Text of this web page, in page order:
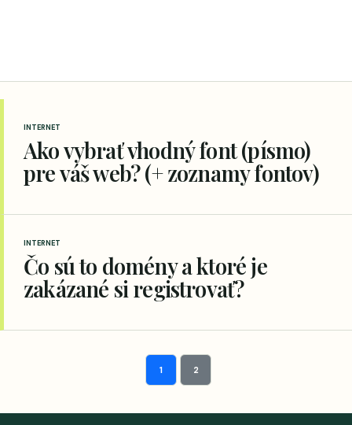
INTERNET
Ako vybrať vhodný font (písmo)
pre váš web? (+ zoznamy fontov)
INTERNET
Čo sú to domény a ktoré je
zakázané si registrovať?
1 2